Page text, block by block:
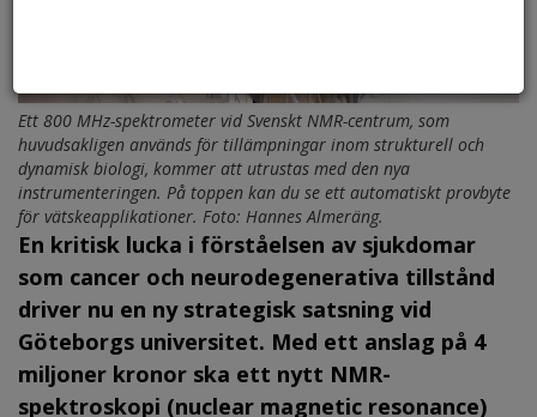
Ett 800 MHz-spektrometer vid Svenskt NMR-centrum, som
huvudsakligen används för tillämpningar inom strukturell och
dynamisk biologi, kommer att utrustas med den nya
instrumenteringen. På toppen kan du se ett automatiskt provbyte
för vätskeapplikationer. Foto: Hannes Almeräng.
En kritisk lucka i förståelsen av sjukdomar
som cancer och neurodegenerativa tillstånd
driver nu en ny strategisk satsning vid
Göteborgs universitet. Med ett anslag på 4
miljoner kronor ska ett nytt NMR-
spektroskopi (nuclear magnetic resonance)